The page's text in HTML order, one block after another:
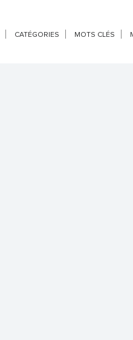
CATÉGORIES MOTS CLÉS